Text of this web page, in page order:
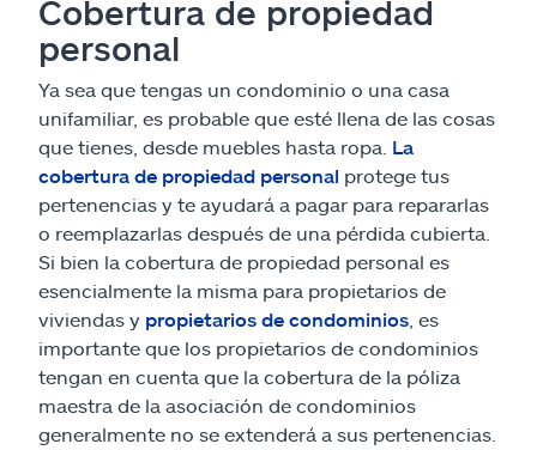
Cobertura de propiedad
personal
Ya sea que tengas un condominio o una casa
unifamiliar, es probable que esté llena de las cosas
que tienes, desde muebles hasta ropa. La
cobertura de propiedad personal protege tus
pertenencias y te ayudará a pagar para repararlas
o reemplazarlas después de una pérdida cubierta.
Si bien la cobertura de propiedad personal es
esencialmente la misma para propietarios de
viviendas y propietarios de condominios , es
importante que los propietarios de condominios
tengan en cuenta que la cobertura de la póliza
maestra de la asociación de condominios
generalmente no se extenderá a sus pertenencias.